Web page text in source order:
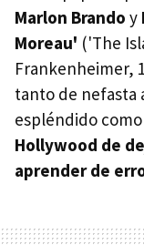
Marlon Brando y
Moreau' ('The
Frankenheimer,
tanto de nefasta
espléndido
Hollywood de
aprender de